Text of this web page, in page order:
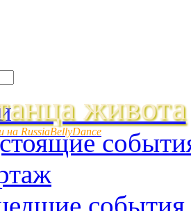
живота
на RussiaBellyDance